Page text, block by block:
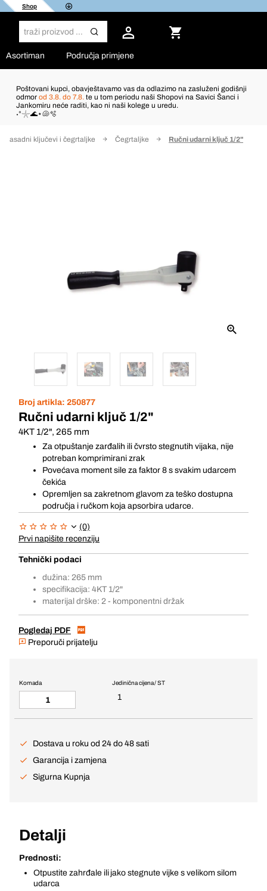
Shop
Asortiman Područja primjene
Poštovani kupci, obavještavamo vas da odlazimo na zasluženi godišnji
odmor od 3.8. do 7.8. te u tom periodu naši Shopovi na Savici Šanci i
Jankomiru neće raditi, kao ni naši kolege u uredu.
˖°𓇼🌊⋆🐚🫧
Nasadni ključevi i čegrtaljke Čegrtaljke Ručni udarni ključ 1/2"
Broj artikla: 250877
Ručni udarni ključ 1/2"
4KT 1/2", 265 mm
Za otpuštanje zarđalih ili čvrsto stegnutih vijaka, nije
potreban komprimirani zrak
Povećava moment sile za faktor 8 s svakim udarcem
čekića
Opremljen sa zakretnom glavom za teško dostupna
područja i ručkom koja apsorbira udarce.
(0)
Prvi napišite recenziju
Tehnički podaci
dužina: 265 mm
specifikacija: 4KT 1/2"
materijal drške: 2 - komponentni držak
Pogledaj PDF
Preporuči prijatelju
Jedinična cijena / ST
1
Komada
Dostava u roku od 24 do 48 sati
Garancija i zamjena
Sigurna Kupnja
Detalji
Prednosti:
Otpustite zahrđale ili jako stegnute vijke s velikom silom
udarca